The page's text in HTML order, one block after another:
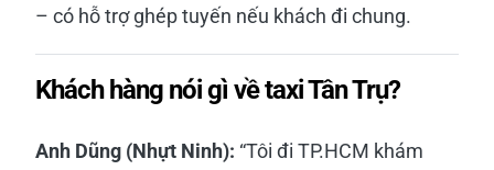
– có hỗ trợ ghép tuyến nếu khách đi chung.
Khách hàng nói gì về taxi Tân Trụ?
Anh Dũng (Nhựt Ninh): “Tôi đi TP.HCM khám